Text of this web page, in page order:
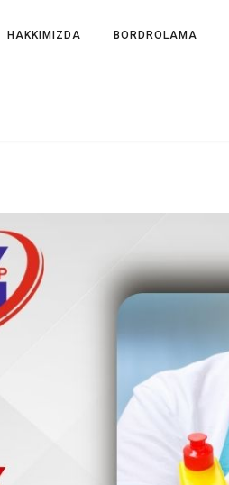
HAKKIMIZDA BORDROLAMA